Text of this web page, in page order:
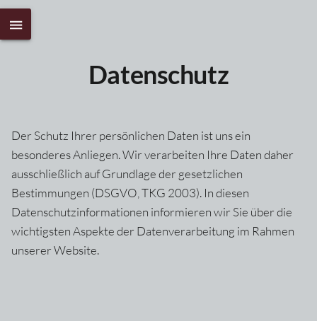
Datenschutz
Der Schutz Ihrer persönlichen Daten ist uns ein
besonderes Anliegen. Wir verarbeiten Ihre Daten daher
ausschließlich auf Grundlage der gesetzlichen
Bestimmungen (DSGVO, TKG 2003). In diesen
Datenschutzinformationen informieren wir Sie über die
wichtigsten Aspekte der Datenverarbeitung im Rahmen
unserer Website.